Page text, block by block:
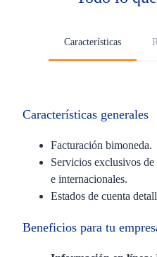
Características
Características generales
Facturación bimoneda.
Servicios exclusivos de
e internacionales.
Estados de cuenta
Beneficios para tu